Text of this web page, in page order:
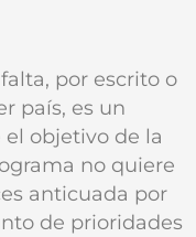
por escrito o
país, es un
objetivo de la
no quiere
anticuada por
de prioridades